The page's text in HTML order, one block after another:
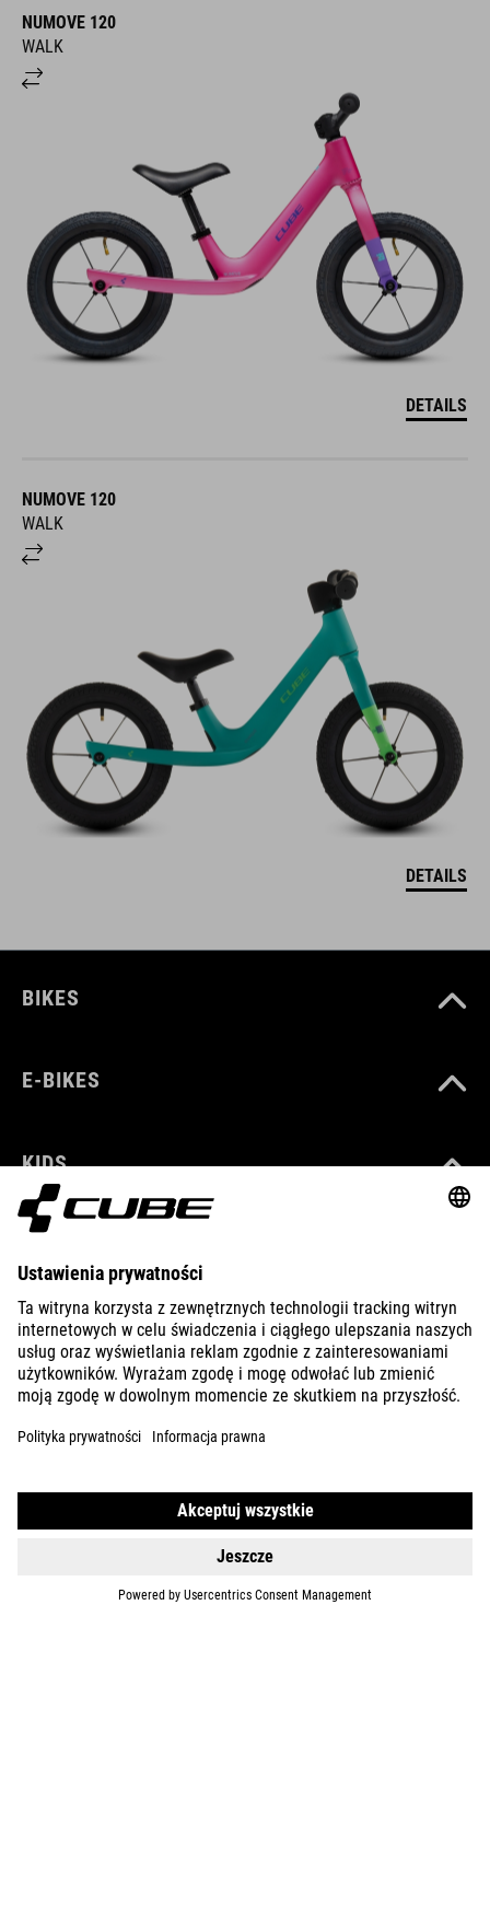
NUMOVE 120
WALK
DETAILS
NUMOVE 120
WALK
DETAILS
BIKES
E-BIKES
KIDS
EQUIPMENT
SUPPORT
ABOUT US